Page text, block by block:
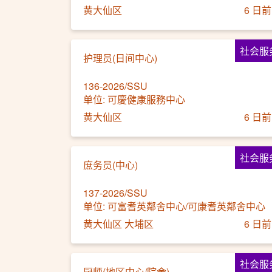
黄大仙区
6 日前
社会服
护理员(日间中心)
136-2026/SSU
单位: 可慶健康服務中心
黄大仙区
6 日前
社会服
庶务员(中心)
137-2026/SSU
单位: 可富耆英鄰舍中心/可康耆英鄰舍中心
黄大仙区 大埔区
6 日前
社会服